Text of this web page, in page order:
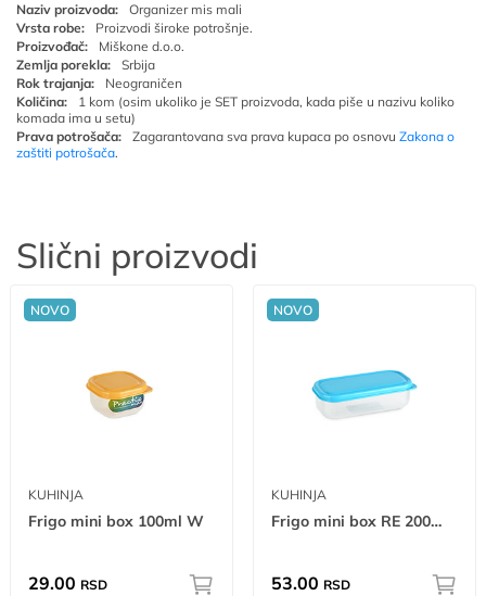
Naziv proizvoda:
Organizer mis mali
Vrsta robe:
Proizvodi široke potrošnje.
Proizvođač:
Miškone d.o.o.
Zemlja porekla:
Srbija
Rok trajanja:
Neograničen
Količina:
1 kom (osim ukoliko je SET proizvoda, kada piše u nazivu koliko
komada ima u setu)
Prava potrošača:
Zagarantovana sva prava kupaca po osnovu Zakona o
zaštiti potrošača.
Slični proizvodi
NOVO
KUHINJA
Frigo mini box 100ml W
29.00 RSD
NOVO
KUHINJA
Frigo mini box RE 200ml W
53.00 RSD